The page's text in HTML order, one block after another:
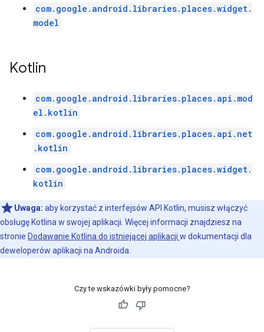
com.google.android.libraries.places.widget.
model
Kotlin
com.google.android.libraries.places.api.mod
el.kotlin
com.google.android.libraries.places.api.net
.kotlin
com.google.android.libraries.places.widget.
kotlin
Uwaga: aby korzystać z interfejsów API Kotlin, musisz włączyć
obsługę Kotlina w swojej aplikacji. Więcej informacji znajdziesz na
stronie Dodawanie Kotlina do istniejącej aplikacji w dokumentacji dla
deweloperów aplikacji na Androida.
Czy te wskazówki były pomocne?